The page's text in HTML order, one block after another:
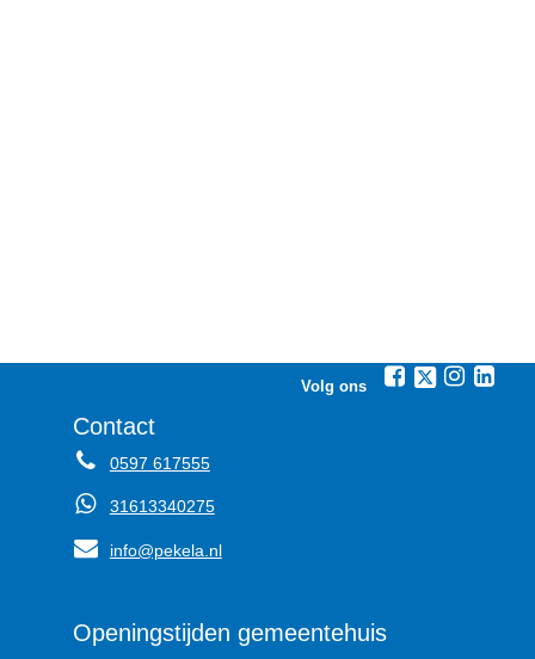
Volg ons
Contact
0597 617555
31613340275
info@pekela.nl
Openingstijden gemeentehuis